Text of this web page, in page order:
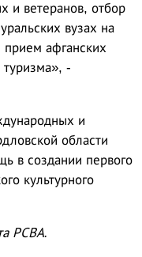
и ветеранов, отбор
вузах на
афганских
туризма», -
и
области
в создании первого
культурного
РСВА.